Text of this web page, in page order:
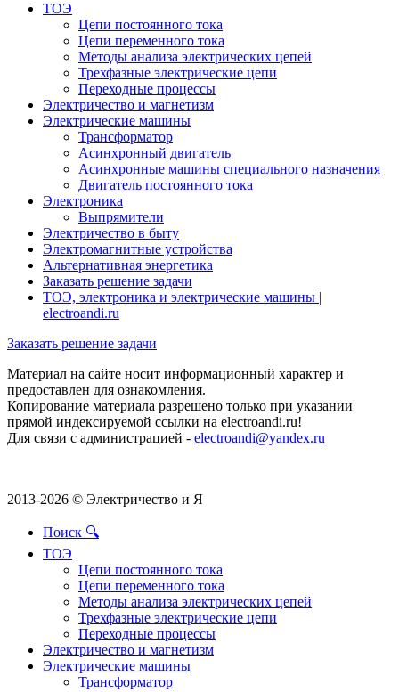
ТОЭ
Цепи постоянного тока
Цепи переменного тока
Методы анализа электрических цепей
Трехфазные электрические цепи
Переходные процессы
Электричество и магнетизм
Электрические машины
Трансформатор
Асинхронный двигатель
Асинхронные машины специального назначения
Двигатель постоянного тока
Электроника
Выпрямители
Электричество в быту
Электромагнитные устройства
Альтернативная энергетика
Заказать решение задачи
ТОЭ, электроника и электрические машины |
electroandi.ru
Заказать решение задачи
Материал на сайте носит информационный характер и
предоставлен для ознакомления.
Копирование материала разрешено только при указании
прямой индексируемой ссылки на electroandi.ru!
Для связи с администрацией - electroandi@yandex.ru
2013-2026 © Электричество и Я
Поиск 🔍
ТОЭ
Цепи постоянного тока
Цепи переменного тока
Методы анализа электрических цепей
Трехфазные электрические цепи
Переходные процессы
Электричество и магнетизм
Электрические машины
Трансформатор